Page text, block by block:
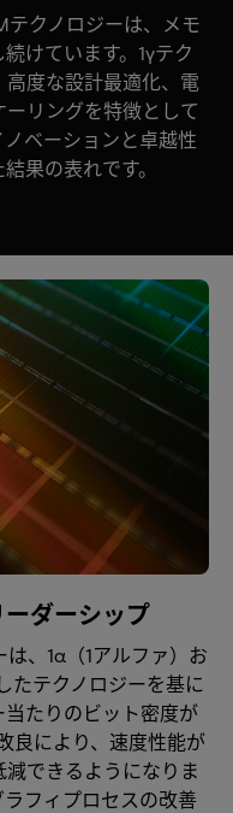
テクノロジーは、メモ
けています。1γテク
度な設計最適化、電
リングを特徴として
ベーションと卓越性
果の表れです。
ダーシップ
は、1α（1アルファ）お
たテクノロジーを基に
たりのビット密度が
良により、速度性能が
できるようになりま
フィプロセスの改善